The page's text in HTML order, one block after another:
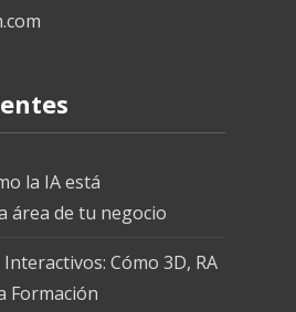
la IA está
área de tu negocio
Cómo 3D, RA
Formación